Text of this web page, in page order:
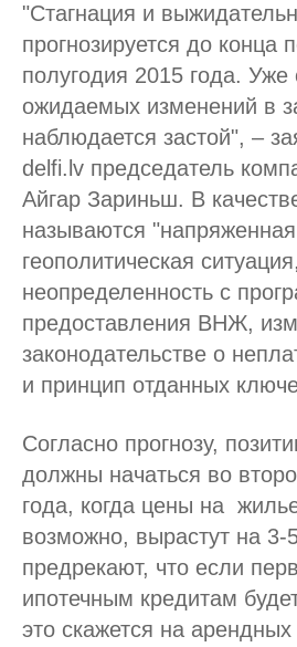
"Стагнация и
прогнозируется до конца
полугодия 2015 года. Уже
ожидаемых изменений в
наблюдается застой", –
delfi.lv председатель
Айгар Зариньш. В
называются "напряженная
геополитическая
неопределенность с
предоставления ВНЖ,
законодательстве о
и принцип отданных
Согласно прогнозу,
должны начаться во
года, когда цены на
возможно, вырастут на 3-
предрекают, что если
ипотечным кредитам
это скажется на арендных